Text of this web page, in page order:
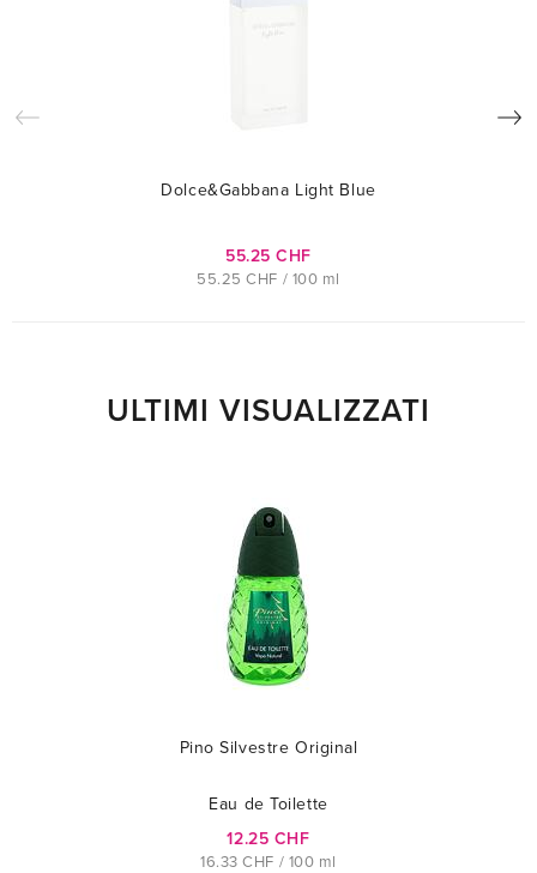
Dolce&Gabbana Light Blue
55.25 CHF
55.25 CHF / 100 ml
ULTIMI VISUALIZZATI
Pino Silvestre Original
Eau de Toilette
12.25 CHF
16.33 CHF / 100 ml